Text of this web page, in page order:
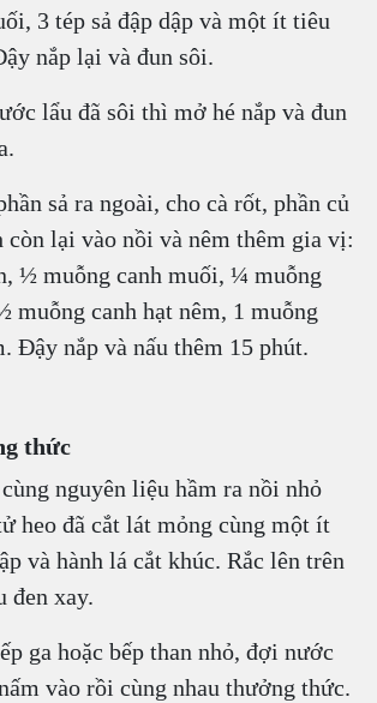
3 tép sả đập dập và một ít tiêu
nắp lại và đun sôi.
lẩu đã sôi thì mở hé nắp và đun
sả ra ngoài, cho cà rốt, phần củ
còn lại vào nồi và nêm thêm gia vị:
½ muỗng canh muối, ¼ muỗng
muỗng canh hạt nêm, 1 muỗng
Đậy nắp và nấu thêm 15 phút.
thức
nguyên liệu hầm ra nồi nhỏ
heo đã cắt lát mỏng cùng một ít
và hành lá cắt khúc. Rắc lên trên
đen xay.
ga hoặc bếp than nhỏ, đợi nước
vào rồi cùng nhau thưởng thức.